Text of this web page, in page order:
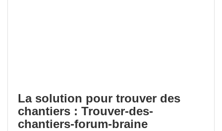
La solution pour trouver des
chantiers : Trouver-des-
chantiers-forum-braine